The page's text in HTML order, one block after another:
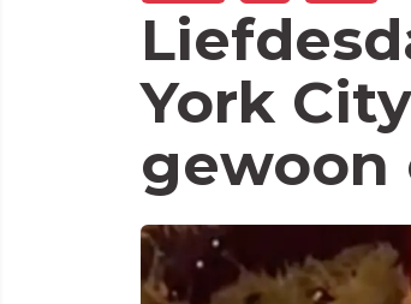
York
gewoon